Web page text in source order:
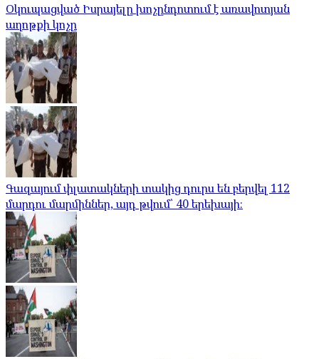
Օկուպացված Իսրայելը խոչընդոտում է առավոտյան
աղոթքի կոչը
Գազայում փլատակների տակից դուրս են բերվել 112
մարդու մարմիններ, այդ թվում՝ 40 երեխայի։